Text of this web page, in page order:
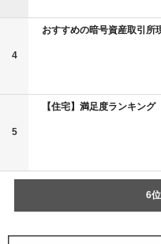
4
おすすめの暗号資産取引所
5
【住宅】満足度ランキン
6